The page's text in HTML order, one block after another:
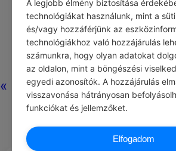
«
A legjobb élmény biztosítása
technológiákat használunk, mint a
és/vagy hozzáférjünk az
technológiákhoz való hozzájárulás
számunkra, hogy olyan adatokat
az oldalon, mint a böngészési
egyedi azonosítók. A hozzájárulás
visszavonása hátrányosan
funkciókat és jellemzőket.
Elfogadom